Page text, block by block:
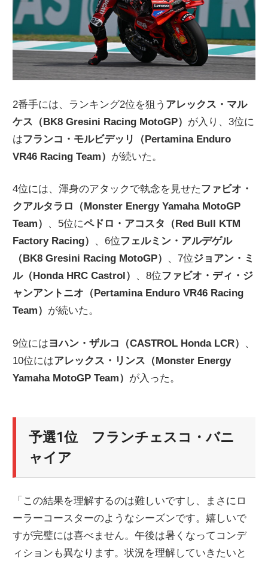
2番手には、ランキング2位を狙う アレックス・マル
ケス（BK8 Gresini Racing MotoGP） が入り、3位に
はフランコ・モルビデッリ（Pertamina Enduro
VR46 Racing Team） が続いた。
4位には、渾身のアタックで執念を見せたファビオ・
クアルタラロ（Monster Energy Yamaha MotoGP
Team） 、5位にペドロ・アコスタ（Red Bull KTM
Factory Racing） 、6位フェルミン・アルデゲル
（BK8 Gresini Racing MotoGP） 、7位ジョアン・ミ
ル（Honda HRC Castrol） 、8位ファビオ・ディ・ジ
ャンアントニオ（Pertamina Enduro VR46 Racing
Team） が続いた。
9位にはヨハン・ザルコ（CASTROL Honda LCR） 、
10位にはアレックス・リンス（Monster Energy
Yamaha MotoGP Team） が入った。
予選1位 フランチェスコ・バニ
ャイア
「この結果を理解するのは難しいですし、まさにロ
ーラーコースターのようなシーズンです。嬉しいで
すが完璧には喜べません。午後は暑くなってコンデ
ィションも異なります。状況を理解していきたいと